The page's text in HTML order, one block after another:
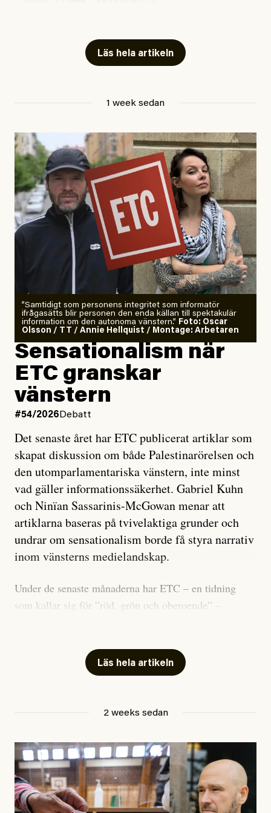
Läs hela artikeln
1 week sedan
”Samtidigt som personens integritet som informatör
ifrågasätts blir personen den enda källan till spektakulär
information om den autonoma vänstern.” Foto: Oscar
Olsson / TT / Annie Hellquist / Montage: Arbetaren
Sensationalism när
ETC granskar
vänstern
#54/2026 Debatt
Det senaste året har ETC publicerat artiklar som
skapat diskussion om både Palestinarörelsen och
den utomparlamentariska vänstern, inte minst
vad gäller informationssäkerhet. Gabriel Kuhn
och Ninïan Sassarinis-McGowan menar att
artiklarna baseras på tvivelaktiga grunder och
undrar om sensationalism borde få styra narrativ
inom vänsterns medielandskap.
Under de senaste månaderna har ETC – en tidning
som kallar sig för ”röd, grön och oberoende” –
skriver för? Vad betyder det att vara en ”röd, grön och
oberoende” tidning? Och vad är egentligen bra
utpekas som israelisk infiltratör”. Enligt ingressen
handlar artikeln om en person vars ”bakgrund skapar
splittring och oro i rörelsen”. Problemet är att artikeln
skapar betydligt mer oro i palestinarörelsen – och den
Läs hela artikeln
2 weeks sedan